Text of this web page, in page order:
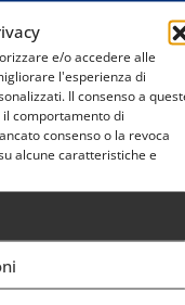
e/o accedere alle
l'esperienza di
Il consenso a
comportamento di
consenso o la revoca
alcune caratteristiche e
del